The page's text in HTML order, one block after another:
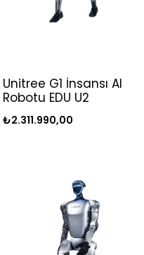
Unitree G1 İnsansı AI
Robotu EDU U2
₺2.311.990,00